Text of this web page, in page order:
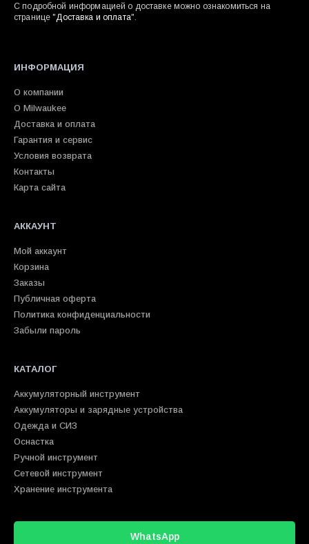
С подробной информацией о доставке можно ознакомиться на
странице "Доставка и оплата".
ИНФОРМАЦИЯ
О компании
О Milwaukee
Доставка и оплата
Гарантия и сервис
Условия возврата
Контакты
Карта сайта
АККАУНТ
Мой аккаунт
Корзина
Заказы
Публичная оферта
Политика конфиденциальности
Забыли пароль
КАТАЛОГ
Аккумуляторный инструмент
Аккумуляторы и зарядные устройства
Одежда и СИЗ
Оснастка
Ручной инструмент
Сетевой инструмент
Хранение инструмента
WhatsApp